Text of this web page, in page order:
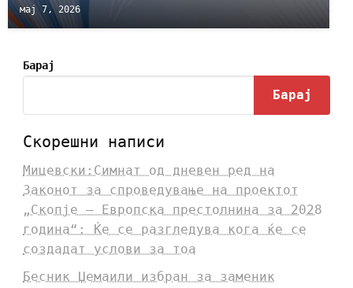
мај 7, 2026
Барај
Барај
Скорешни написи
Мицевски:Симнат од дневен ред на
Законот за спроведување на проектот
„Скопје – Европска престолнина за 2028
година“: Ќе се разгледува кога ќе се
создадат услови за тоа
Бесник Џемаили избран за заменик